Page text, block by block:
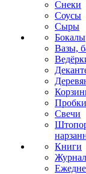
Снеки
Соусы
Сыры
Бокалы
Вазы,
Пробки
Свечи
Книги